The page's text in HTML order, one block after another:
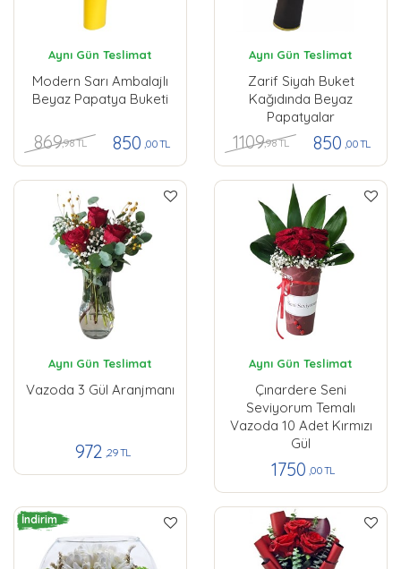
Aynı Gün Teslimat
Modern Sarı Ambalajlı
Beyaz Papatya Buketi
869,98 TL 850 ,00 TL
Aynı Gün Teslimat
Zarif Siyah Buket
Kağıdında Beyaz
Papatyalar
1109,98 TL 850 ,00 TL
Aynı Gün Teslimat
Vazoda 3 Gül Aranjmanı
972 ,29 TL
Aynı Gün Teslimat
Çınardere Seni
Seviyorum Temalı
Vazoda 10 Adet Kırmızı
Gül
1750 ,00 TL
İndirim